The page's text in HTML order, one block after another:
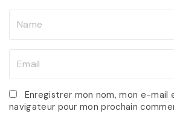
*
a
i
Enregistrer mon nom, mon e-mail
navigateur pour mon prochain